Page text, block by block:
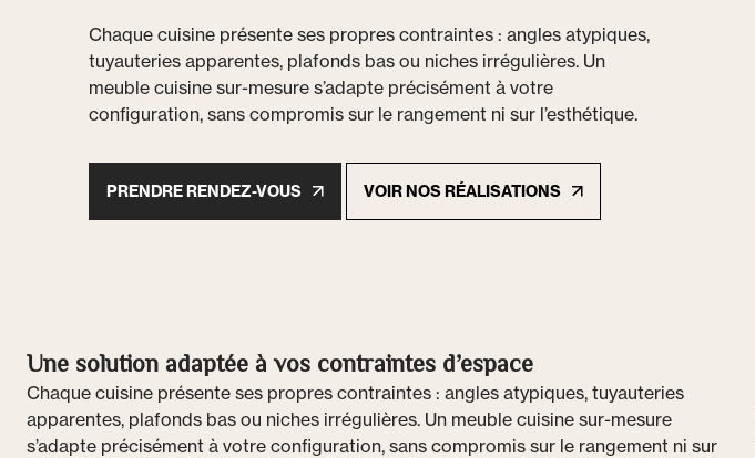
Chaque cuisine présente ses propres contraintes : angles atypiques,
tuyauteries apparentes, plafonds bas ou niches irrégulières. Un
meuble cuisine sur-mesure s’adapte précisément à votre
configuration, sans compromis sur le rangement ni sur l’esthétique.
PRENDRE RENDEZ-VOUS VOIR NOS RÉALISATIONS
Une solution adaptée à vos contraintes d’espace
Chaque cuisine présente ses propres contraintes : angles atypiques, tuyauteries
apparentes, plafonds bas ou niches irrégulières. Un meuble cuisine sur-mesure
s’adapte précisément à votre configuration, sans compromis sur le rangement ni sur